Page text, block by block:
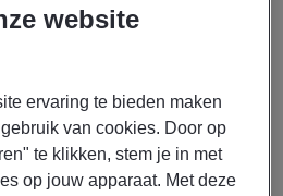
gesorteerd op
website
ervaring te bieden maken
van cookies. Door op
te klikken, stem je in met
op jouw apparaat. Met deze